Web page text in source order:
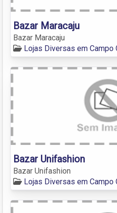
Bazar Maracaju
Bazar Maracaju
Lojas Diversas em Campo
Bazar Unifashion
Bazar Unifashion
Lojas Diversas em Campo